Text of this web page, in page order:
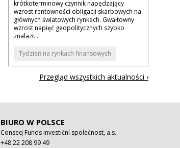
krótkoterminowy czynnik napędzający
wzrost rentowności obligacji skarbowych na
głównych światowych rynkach. Gwałtowny
wzrost napięć geopolitycznych szybko
znalazł...
Tydzień na rynkach finansowych
Przegląd wszystkich aktualności ›
BIURO W POLSCE
Conseq Funds investiční společnost, a.s.
+48 22 208 99 49